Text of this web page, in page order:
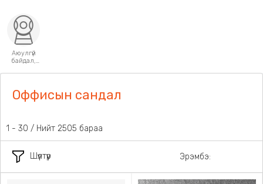
Аюулгүй
байдал,
Оффисын сандал
Шүүлтүүр
1 - 30 / Нийт 2505 бараа
Эрэмбэ: